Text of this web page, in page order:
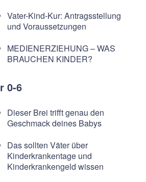
Vater-Kind-Kur: Antragsstellung
und Voraussetzungen
MEDIENERZIEHUNG – WAS
BRAUCHEN KINDER?
0-6
Dieser Brei trifft genau den
Geschmack deines Babys
Das sollten Väter über
Kinderkrankentage und
Kinderkrankengeld wissen